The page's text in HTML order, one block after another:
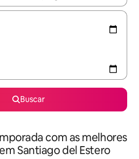
Buscar
com as melhores
Santiago del Estero